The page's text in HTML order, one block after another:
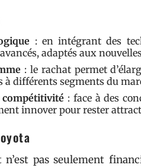
: en intégrant des
adaptés aux
: le rachat permet
à différents segments du
compétitivité : face à des
innover pour rester
n’est pas seulement